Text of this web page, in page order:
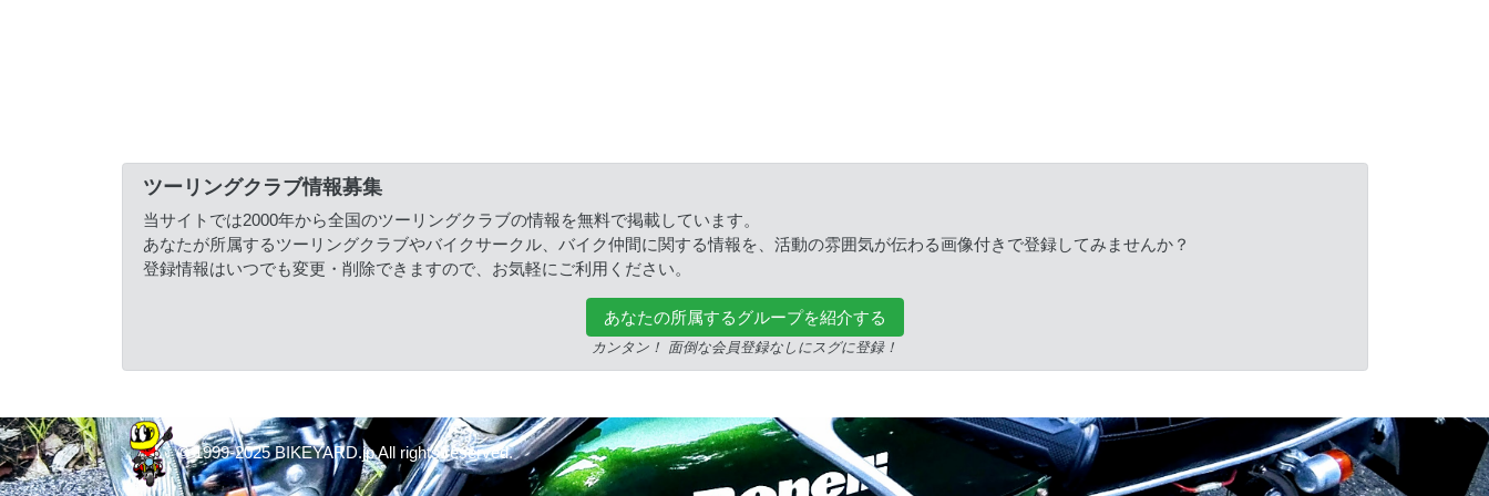
ツーリングクラブ情報募集
当サイトでは2000年から全国のツーリングクラブの情報を無料で掲載しています。
あなたが所属するツーリングクラブやバイクサークル、バイク仲間に関する情報を、活動の雰囲気が伝わる画像付きで登録してみませんか？
登録情報はいつでも変更・削除できますので、お気軽にご利用ください。
あなたの所属するグループを紹介する
カンタン！ 面倒な会員登録なしにスグに登録！
© 1999-2025 BIKEYARD.jp All rights reserved.